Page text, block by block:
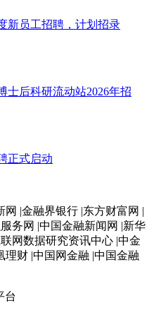
新员工招聘，计划招录
士后科研流动站2026年招
正式启动
网 |金融界银行 |东方财富网 |
务网 |中国金融新闻网 |新华
网数据研究资讯中心 |中金
理财 |中国网金融 |中国金融
台